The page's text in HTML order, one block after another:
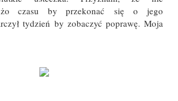
czasu by przekonać się o jego
tydzień by zobaczyć poprawę. Moja